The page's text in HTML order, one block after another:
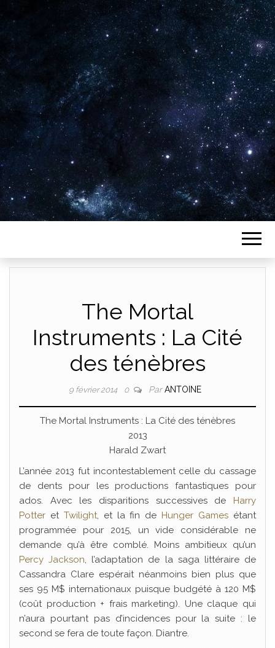
Plus de 2800 critiques de films
The Mortal
Instruments : La Cité
des ténèbres
9 février 2014 0 ParANTOINE
The Mortal Instruments : La Cité des ténèbres
2013
Harald Zwart
L’année 2013 fut incontestablement celle du cassage
de dents pour les productions fantastiques pour
ados. Avec les disparitions successives de Harry
Potter et Twilight, et la fin de Hunger Games étant
programmée pour 2015, un vide considérable ne
demande qu’à être comblé. Moins ambitieux qu’un
Percy Jackson, l’adaptation de la saga littéraire de
Cassandra Clare espérait néanmoins bien plus que
ses 95 M$ internationaux puisque budgété à 120 M$
(coût production + frais marketing). Une claque qui
n’aura pourtant pas d’incidences pour la suite : le
second se fera de toute façon. Diantre.